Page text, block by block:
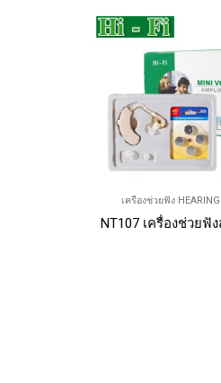
เครื่องช่วยฟัง
NT107 เครื่องช่วยฟั